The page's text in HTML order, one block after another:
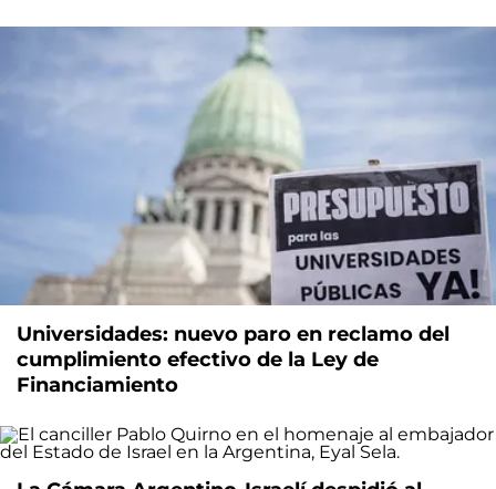
Universidades: nuevo paro en reclamo del
cumplimiento efectivo de la Ley de
Financiamiento